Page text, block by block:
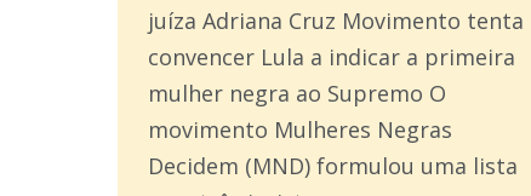
juíza Adriana Cruz Movimento tenta
convencer Lula a indicar a primeira
mulher negra ao Supremo O
movimento Mulheres Negras
Decidem (MND) formulou uma lista